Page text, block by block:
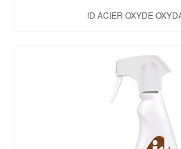
ID ACIER OXYDE